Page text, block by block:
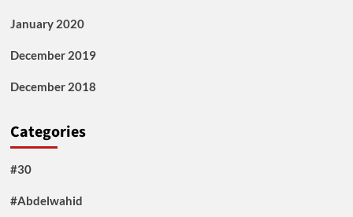
January 2020
December 2019
December 2018
Categories
#30
#Abdelwahid